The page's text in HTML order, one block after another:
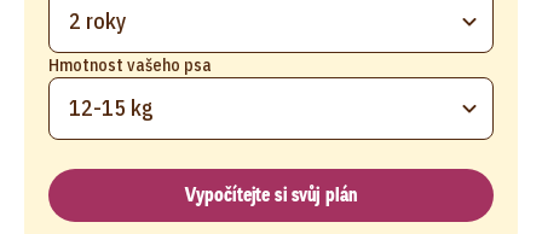
2 roky
Hmotnost vašeho psa
12-15 kg
Vypočítejte si svůj plán